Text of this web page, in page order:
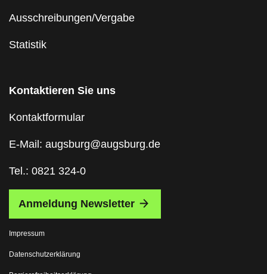
Ausschreibungen/Vergabe
Statistik
Kontaktieren Sie uns
Kontaktformular
E-Mail: augsburg@augsburg.de
Tel.: 0821 324-0
Anmeldung Newsletter
Impressum
Datenschutzerklärung